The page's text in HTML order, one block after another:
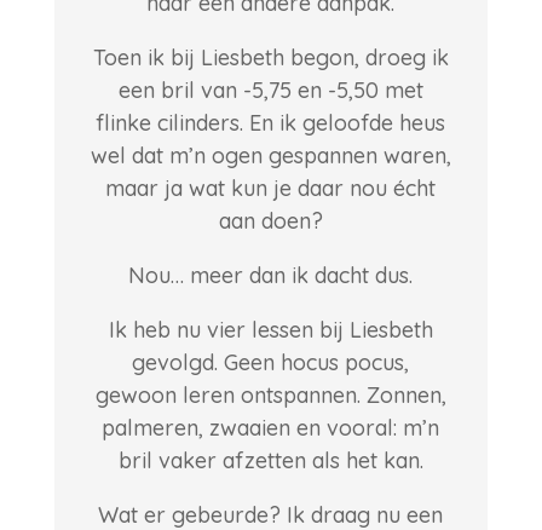
Toen ik bij Liesbeth begon, droeg ik
een bril van -5,75 en -5,50 met
flinke cilinders. En ik geloofde heus
wel dat m’n ogen gespannen waren,
maar ja wat kun je daar nou écht
aan doen?
Nou… meer dan ik dacht dus.
Ik heb nu vier lessen bij Liesbeth
gevolgd. Geen hocus pocus,
gewoon leren ontspannen. Zonnen,
palmeren, zwaaien en vooral: m’n
bril vaker afzetten als het kan.
Wat er gebeurde? Ik draag nu een